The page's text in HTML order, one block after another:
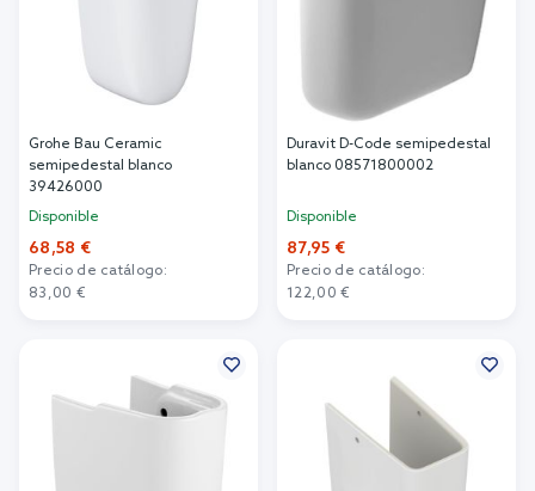
Grohe Bau Ceramic
semipedestal blanco
39426000
Disponible
68,58 €
Precio de catálogo:
83,00 €
Duravit D-Code semipedestal
blanco 08571800002
Disponible
87,95 €
Precio de catálogo:
122,00 €